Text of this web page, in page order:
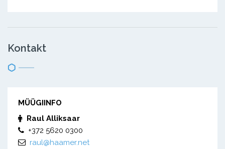
Kontakt
MÜÜGIINFO
Raul Alliksaar
+372 5620 0300
raul@haamer.net